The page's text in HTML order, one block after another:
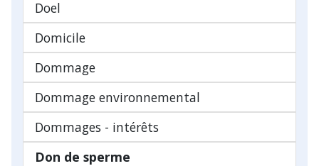
Doel
Domicile
Dommage
Dommage environnemental
Dommages - intérêts
Don de sperme